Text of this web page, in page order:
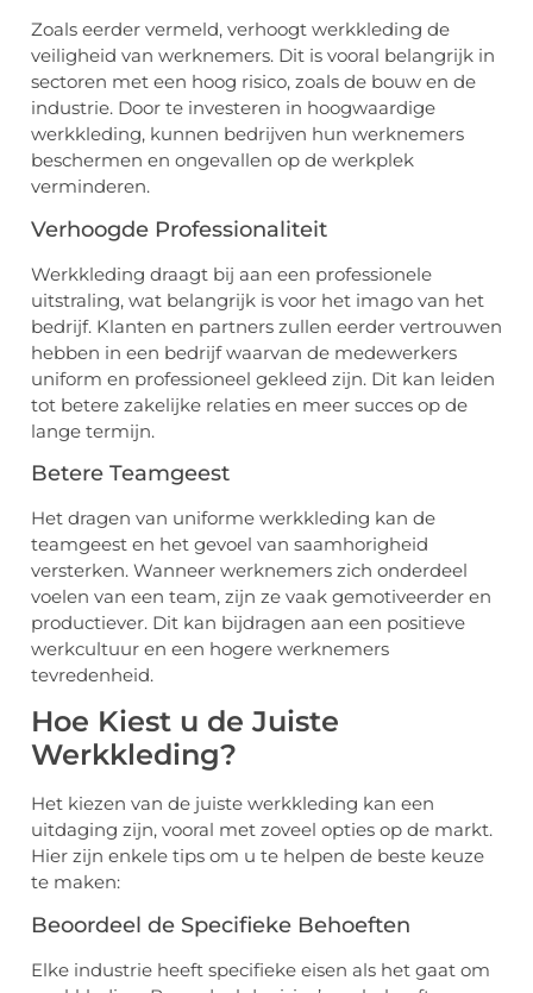
Zoals eerder vermeld, verhoogt werkkleding de
veiligheid van werknemers. Dit is vooral belangrijk in
sectoren met een hoog risico, zoals de bouw en de
industrie. Door te investeren in hoogwaardige
werkkleding, kunnen bedrijven hun werknemers
beschermen en ongevallen op de werkplek
verminderen.
Verhoogde Professionaliteit
Werkkleding draagt bij aan een professionele
uitstraling, wat belangrijk is voor het imago van het
bedrijf. Klanten en partners zullen eerder vertrouwen
hebben in een bedrijf waarvan de medewerkers
uniform en professioneel gekleed zijn. Dit kan leiden
tot betere zakelijke relaties en meer succes op de
lange termijn.
Betere Teamgeest
Het dragen van uniforme werkkleding kan de
teamgeest en het gevoel van saamhorigheid
versterken. Wanneer werknemers zich onderdeel
voelen van een team, zijn ze vaak gemotiveerder en
productiever. Dit kan bijdragen aan een positieve
werkcultuur en een hogere werknemers
tevredenheid.
Hoe Kiest u de Juiste
Werkkleding?
Het kiezen van de juiste werkkleding kan een
uitdaging zijn, vooral met zoveel opties op de markt.
Hier zijn enkele tips om u te helpen de beste keuze
te maken:
Beoordeel de Specifieke Behoeften
Elke industrie heeft specifieke eisen als het gaat om